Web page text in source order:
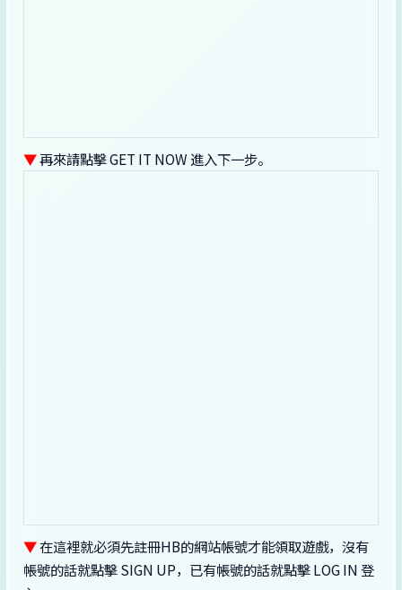
▼再來請點擊 GET IT NOW 進入下一步。
▼在這裡就必須先註冊HB的網站帳號才能領取遊戲，沒有
帳號的話就點擊 SIGN UP，已有帳號的話就點擊 LOG IN 登